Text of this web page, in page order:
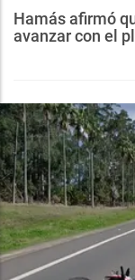
Hamás afirmó
avanzar con el